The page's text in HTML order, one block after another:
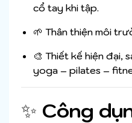
cổ tay khi tập.
🌱 Thân thiện môi
🎨 Thiết kế hiện đại,
yoga – pilates –
✨ Công